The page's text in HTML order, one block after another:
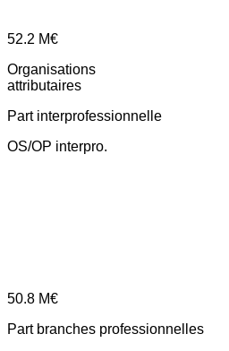
52.2 M€
Organisations
attributaires
Part interprofessionnelle
OS/OP interpro.
50.8 M€
Part branches professionnelles